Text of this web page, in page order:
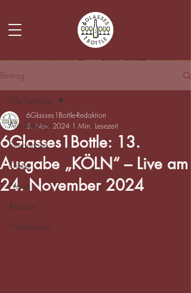
Beitrag
Alle Beiträge
Sendungen
Gäste
Presse
Rezepte
Weinstürmer
Alle Beiträge
6Glasses1Bottle: 13.
Ausgabe „KÖLN“ – Live am
24. November 2024
6Glasses1Bottle-Redaktion
5. Nov. 2024 1 Min. Lesezeit